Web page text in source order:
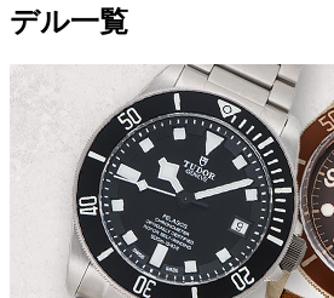
デル一覧